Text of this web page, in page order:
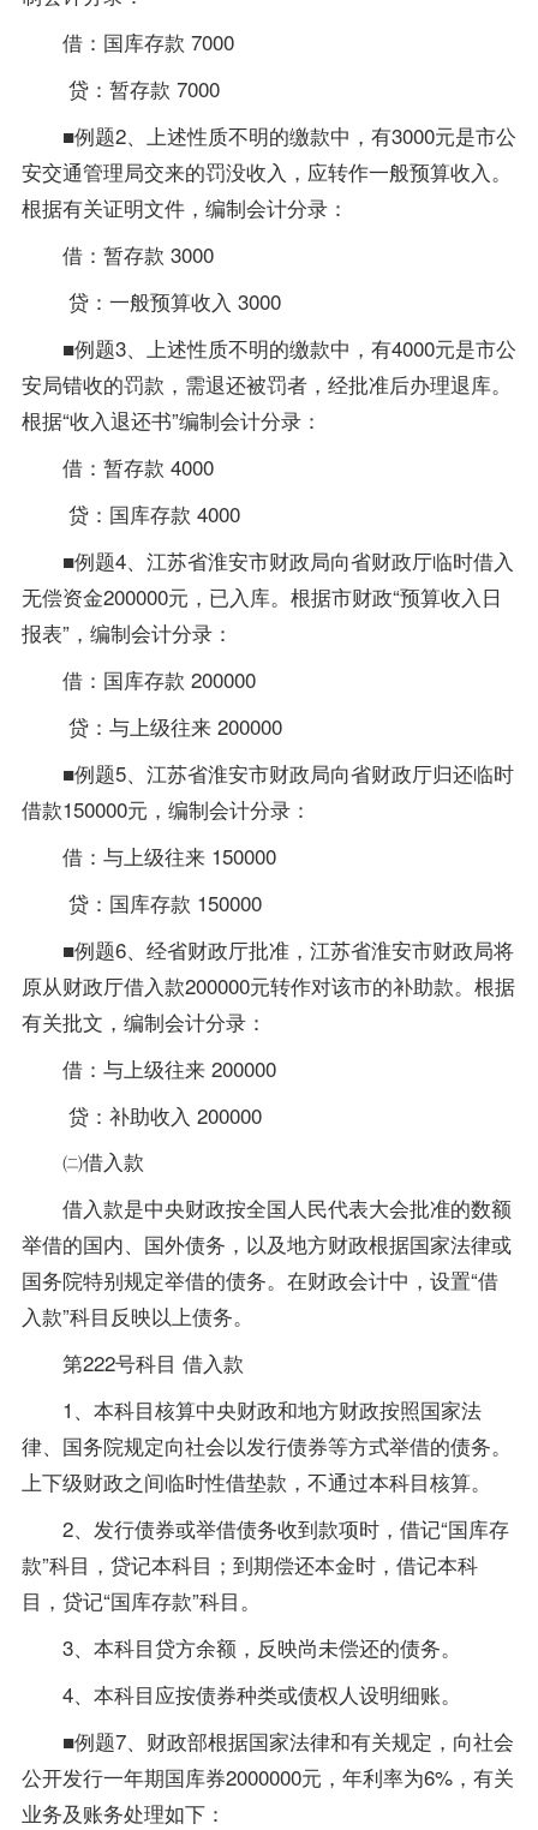
借：国库存款 7000
贷：暂存款 7000
■例题2、上述性质不明的缴款中，有3000元是市公
安交通管理局交来的罚没收入，应转作一般预算收入。
根据有关证明文件，编制会计分录：
借：暂存款 3000
贷：一般预算收入 3000
■例题3、上述性质不明的缴款中，有4000元是市公
安局错收的罚款，需退还被罚者，经批准后办理退库。
根据“收入退还书”编制会计分录：
借：暂存款 4000
贷：国库存款 4000
■例题4、江苏省淮安市财政局向省财政厅临时借入
无偿资金200000元，已入库。根据市财政“预算收入日
报表”，编制会计分录：
借：国库存款 200000
贷：与上级往来 200000
■例题5、江苏省淮安市财政局向省财政厅归还临时
借款150000元，编制会计分录：
借：与上级往来 150000
贷：国库存款 150000
■例题6、经省财政厅批准，江苏省淮安市财政局将
原从财政厅借入款200000元转作对该市的补助款。根据
有关批文，编制会计分录：
借：与上级往来 200000
贷：补助收入 200000
㈡借入款
借入款是中央财政按全国人民代表大会批准的数额
举借的国内、国外债务，以及地方财政根据国家法律或
国务院特别规定举借的债务。在财政会计中，设置“借
入款”科目反映以上债务。
第222号科目 借入款
1、本科目核算中央财政和地方财政按照国家法
律、国务院规定向社会以发行债券等方式举借的债务。
上下级财政之间临时性借垫款，不通过本科目核算。
2、发行债券或举借债务收到款项时，借记“国库存
款”科目，贷记本科目；到期偿还本金时，借记本科
目，贷记“国库存款”科目。
3、本科目贷方余额，反映尚未偿还的债务。
4、本科目应按债券种类或债权人设明细账。
■例题7、财政部根据国家法律和有关规定，向社会
公开发行一年期国库券2000000元，年利率为6%，有关
业务及账务处理如下：